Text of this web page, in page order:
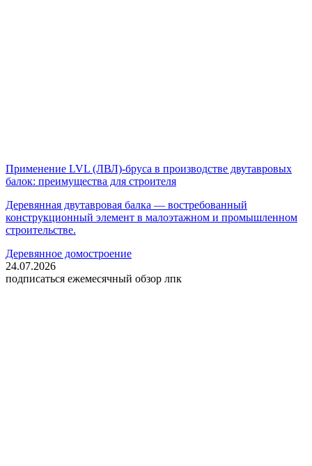
Применение LVL (ЛВЛ)-бруса в производстве двутавровых
балок: преимущества для строителя
Деревянная двутавровая балка — востребованный
конструкционный элемент в малоэтажном и промышленном
строительстве.
Деревянное домостроение
24.07.2026
подписаться ежемесячный обзор лпк